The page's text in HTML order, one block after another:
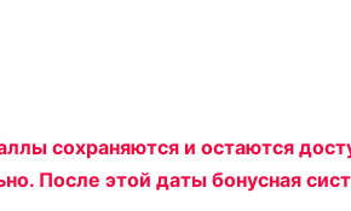
сохраняются и остаются
После этой даты бонусная